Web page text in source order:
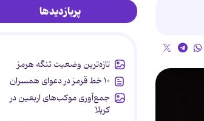
پربازدیدها
تازه‌ترین وضعیت تنگه هرمز
۱۰ خط قرمز در دعوای همسران
جمع‌آوری موکب‌های اربعین در
کربلا